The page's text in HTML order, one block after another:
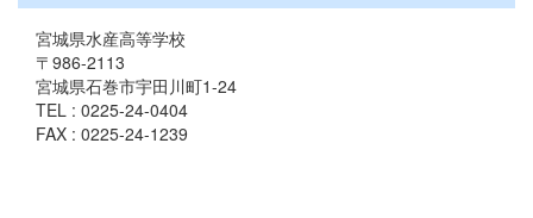
宮城県水産高等学校
〒986-2113
宮城県石巻市宇田川町1-24
TEL : 0225-24-0404
FAX : 0225-24-1239